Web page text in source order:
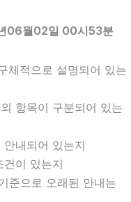
06월02일 00시53분
체적으로 설명되어 있는
항목이 구분되어 있는
내되어 있는지
이 있는지
준으로 오래된 안내는